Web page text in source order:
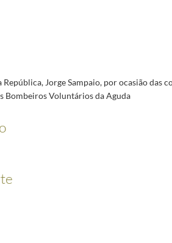
anos da Associação Humanitária dos Bombeiros
de Pais. Bragança, 25 de Março de 2000
V. Putin pelo Presidente da República Portuguesa.
Endoscopia Digestiva, organizada pelo Núcleo do
Movimento Rotário de Portugal. 13-Abril.2000
2000-04-26
divulgação pela RDPI. Lisboa, 19 de Dezembro de 2000
Jorge Sampaio, por ocasião das
Bombeiros Voluntários da Aguda